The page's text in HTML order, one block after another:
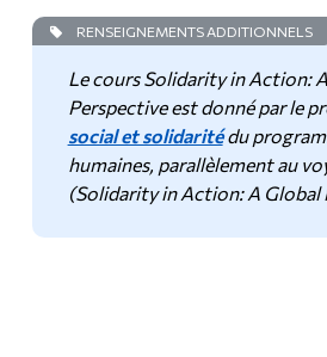
RENSEIGNEMENTS ADDITIONNELS
Le coursSolidarity in Action:
Perspectiveest donné par le
social et solidaritédu
humaines, parallèlement au
(Solidarity in Action: A Global